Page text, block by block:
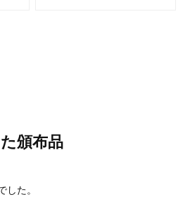
頒布品
た。